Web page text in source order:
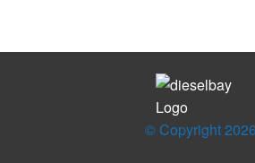
© Copyright 2026